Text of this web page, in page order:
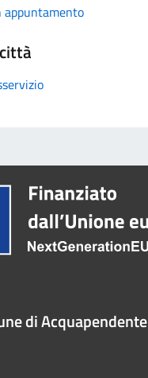
appuntamento
di Acquapendente